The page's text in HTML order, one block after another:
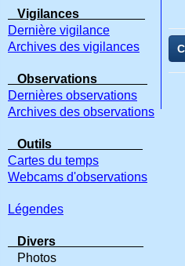
Vigilances
Dernière vigilance
Archives des vigilances
Observations
Dernières observations
Archives des observations
Outils
Cartes du temps
Webcams d'observations
Légendes
Divers
Photos